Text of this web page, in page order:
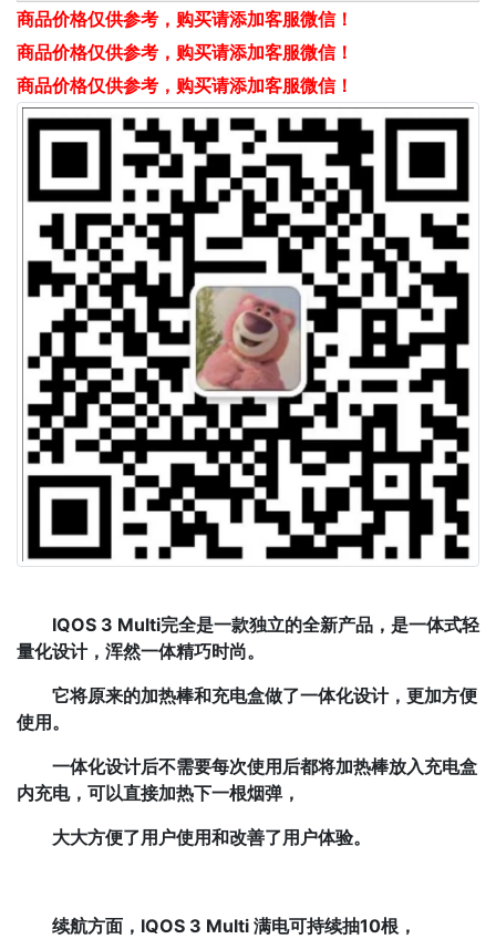
商品价格仅供参考，购买请添加客服微信！
商品价格仅供参考，购买请添加客服微信！
商品价格仅供参考，购买请添加客服微信！
IQOS 3 Multi完全是一款独立的全新产品， 是一体式轻
量化设计，浑然一体精巧时尚。
它将原来的加热棒和充电盒做了一体化设计，更加方便
使用。
一体化设计后不需要每次使用后都将加热棒放入充电盒
内充电，可以直接加热下一根烟弹，
大大方便了用户使用和改善了用户体验。
续航方面，IQOS 3 Multi 满电可持续抽10根，